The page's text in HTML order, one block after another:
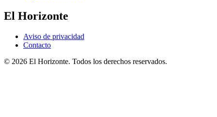
El Horizonte
Aviso de privacidad
Contacto
© 2026 El Horizonte. Todos los derechos reservados.